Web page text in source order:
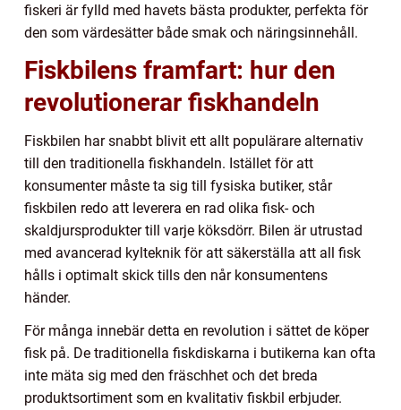
fiskeri är fylld med havets bästa produkter, perfekta för
den som värdesätter både smak och näringsinnehåll.
Fiskbilens framfart: hur den
revolutionerar fiskhandeln
Fiskbilen har snabbt blivit ett allt populärare alternativ
till den traditionella fiskhandeln. Istället för att
konsumenter måste ta sig till fysiska butiker, står
fiskbilen redo att leverera en rad olika fisk- och
skaldjursprodukter till varje köksdörr. Bilen är utrustad
med avancerad kylteknik för att säkerställa att all fisk
hålls i optimalt skick tills den når konsumentens
händer.
För många innebär detta en revolution i sättet de köper
fisk på. De traditionella fiskdiskarna i butikerna kan ofta
inte mäta sig med den fräschhet och det breda
produktsortiment som en kvalitativ fiskbil erbjuder.